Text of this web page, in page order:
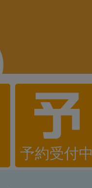
予約受付中